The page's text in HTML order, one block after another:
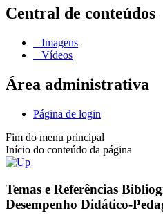
Central de conteúdos
Imagens
Vídeos
Área administrativa
Página de login
Fim do menu principal
Início do conteúdo da página
Temas e Referências
Desempenho Didático-